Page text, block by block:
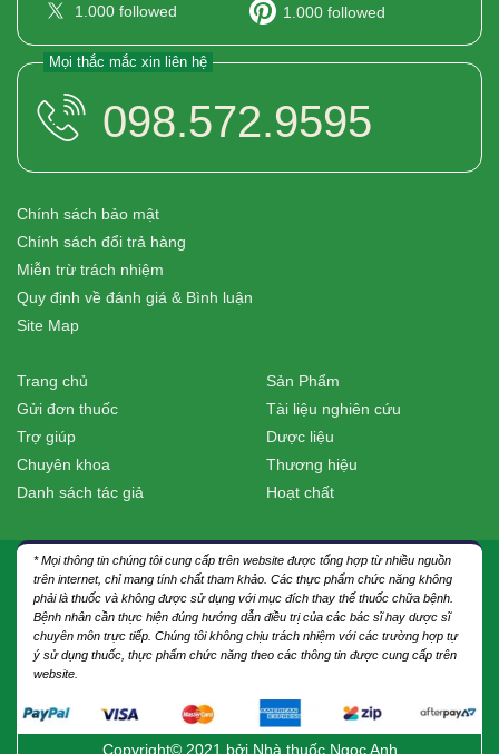
1.000 followed 1.000 followed
Mọi thắc mắc xin liên hệ
098.572.9595
Chính sách bảo mật
Chính sách đổi trả hàng
Miễn trừ trách nhiệm
Quy định về đánh giá & Bình luận
Site Map
Trang chủ
Gửi đơn thuốc
Trợ giúp
Chuyên khoa
Danh sách tác giả
Sản Phẩm
Tài liệu nghiên cứu
Dược liệu
Thương hiệu
Hoạt chất
* Mọi thông tin chúng tôi cung cấp trên website được tổng hợp từ nhiều nguồn
trên internet, chỉ mang tính chất tham khảo. Các thực phẩm chức năng không
phải là thuốc và không được sử dụng với mục đích thay thế thuốc chữa bệnh.
Bệnh nhân cần thực hiện đúng hướng dẫn điều trị của các bác sĩ hay dược sĩ
chuyên môn trực tiếp. Chúng tôi không chịu trách nhiệm với các trường hợp tự
ý sử dụng thuốc, thực phẩm chức năng theo các thông tin được cung cấp trên
website.
Copyright© 2021 bởi Nhà thuốc Ngọc Anh